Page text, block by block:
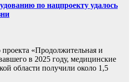
по нацпроекту удалось
«Продолжительная и
в 2025 году, медицинские
области получили около 1,5